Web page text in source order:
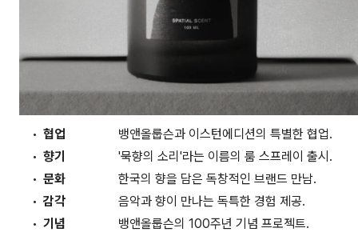
협업
뱅앤올룹슨과 이스턴에디션의 특별한 협업.
향기
'묵향의 소리'라는 이름의 룸 스프레이 출시.
문화
한국의 향을 담은 독창적인 브랜드 만남.
감각
음악과 향이 만나는 독특한 경험 제공.
기념
뱅앤올룹슨의 100주년 기념 프로젝트.